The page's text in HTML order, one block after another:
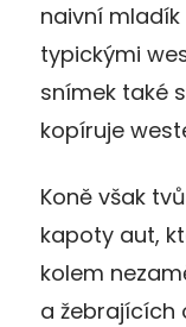
naivní
typickými
snímek také
kopíruje
Koně však
kapoty aut,
kolem
a žebrajících